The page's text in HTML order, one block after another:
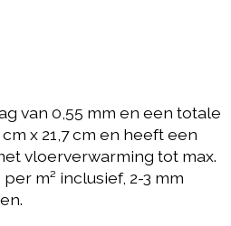
van 0,55 mm en een totale
x 21,7 cm en heeft een
vloerverwarming tot max.
m² inclusief, 2-3 mm